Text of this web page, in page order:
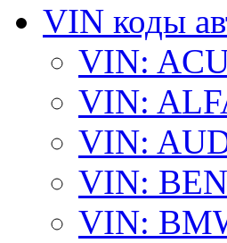
VIN коды
VIN:
VIN:
VIN:
VIN:
VIN: